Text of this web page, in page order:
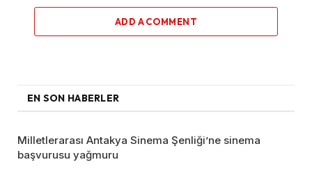
ADD A COMMENT
EN SON HABERLER
Milletlerarası Antakya Sinema Şenliği’ne sinema
başvurusu yağmuru